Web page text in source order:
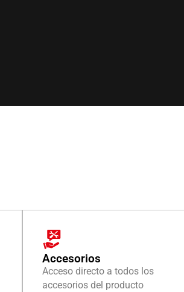
Accesorios
Acceso directo a todos los
accesorios del producto